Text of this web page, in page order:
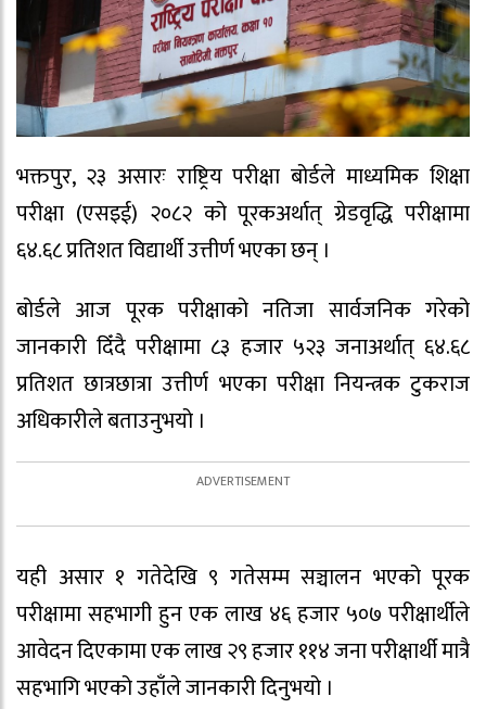
भक्तपुर, २३ असारः राष्ट्रिय परीक्षा बोर्डले माध्यमिक शिक्षा
परीक्षा (एसइई) २०८२ को पूरकअर्थात् ग्रेडवृद्धि परीक्षामा
६४.६८ प्रतिशत विद्यार्थी उत्तीर्ण भएका छन् ।
बोर्डले आज पूरक परीक्षाको नतिजा सार्वजनिक गरेको
जानकारी दिँदै परीक्षामा ८३ हजार ५२३ जनाअर्थात् ६४.६८
प्रतिशत छात्रछात्रा उत्तीर्ण भएका परीक्षा नियन्त्रक टुकराज
अधिकारीले बताउनुभयो ।
यही असार १ गतेदेखि ९ गतेसम्म सञ्चालन भएको पूरक
परीक्षामा सहभागी हुन एक लाख ४६ हजार ५०७ परीक्षार्थीले
आवेदन दिएकामा एक लाख २९ हजार ११४ जना परीक्षार्थी मात्रै
सहभागि भएको उहाँले जानकारी दिनुभयो ।